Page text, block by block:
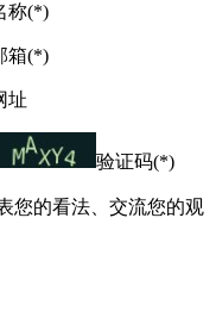
称(*)
箱(*)
址
验证码(*)
您的看法、交流您的观